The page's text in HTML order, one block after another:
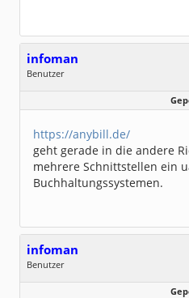
infoman
Benutzer
Dabei seit:
06 / 2008
https://anybill.de/
geht gerade in die andere
mehrere Schnittstellen ein
Buchhaltungssystemen.
infoman
Benutzer
Geschlecht: